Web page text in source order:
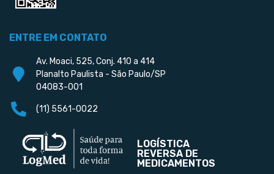
ENTRE EM CONTATO
Av. Moaci, 525, Conj. 410 a 414
Planalto Paulista - São Paulo/SP
04083-001
(11) 5561-0022
LOGÍSTICA
REVERSA DE
MEDICAMENTOS